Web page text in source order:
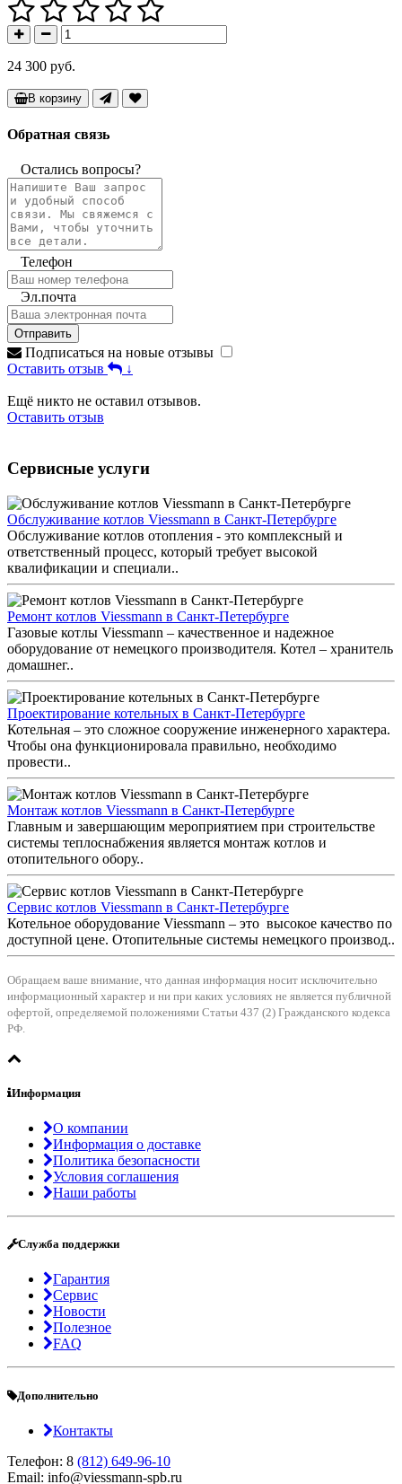
24 300 руб.
В корзину
Обратная связь
Остались вопросы?
Телефон
Эл.почта
Отправить
Подписаться на новые отзывы
Оставить отзыв
↓
Ещё никто не оставил отзывов.
Оставить отзыв
Сервисные услуги
Обслуживание котлов Viessmann в Санкт-Петербурге
Обслуживание котлов отопления - это комплексный и
ответственный процесс, который требует высокой
квалификации и специали..
Ремонт котлов Viessmann в Санкт-Петербурге
Газовые котлы Viessmann – качественное и надежное
оборудование от немецкого производителя. Котел – хранитель
домашнег..
Проектирование котельных в Санкт-Петербурге
Котельная – это сложное сооружение инженерного характера.
Чтобы она функционировала правильно, необходимо
провести..
Монтаж котлов Viessmann в Санкт-Петербурге
Главным и завершающим мероприятием при строительстве
системы теплоснабжения является монтаж котлов и
отопительного обору..
Сервис котлов Viessmann в Санкт-Петербурге
Котельное оборудование Viessmann – это высокое качество по
доступной цене. Отопительные системы немецкого производ..
Обращаем ваше внимание, что данная информация носит исключительно
информационный характер и ни при каких условиях не является публичной
офертой, определяемой положениями Статьи 437 (2) Гражданского кодекса
РФ.
Информация
О компании
Информация о доставке
Политика безопасности
Условия соглашения
Наши работы
Служба поддержки
Гарантия
Сервис
Новости
Полезное
FAQ
Дополнительно
Контакты
Телефон: 8 (812) 649-96-10
Email: info@viessmann-spb.ru